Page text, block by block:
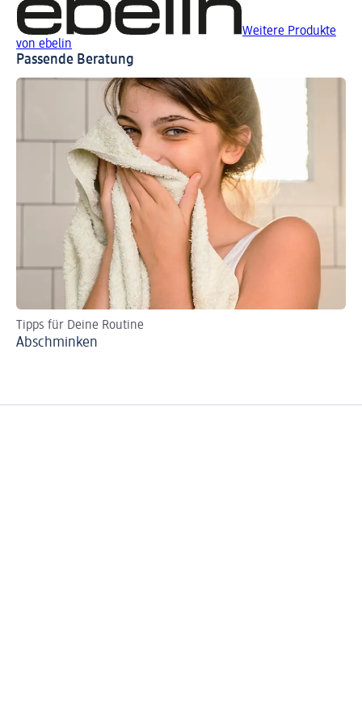
Weitere Produkte
von ebelin
Passende Beratung
Tipps für Deine Routine
Abschminken